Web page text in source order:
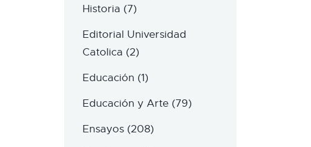
Historia (7)
Editorial Universidad
Catolica (2)
Educación (1)
Educación y Arte (79)
Ensayos (208)